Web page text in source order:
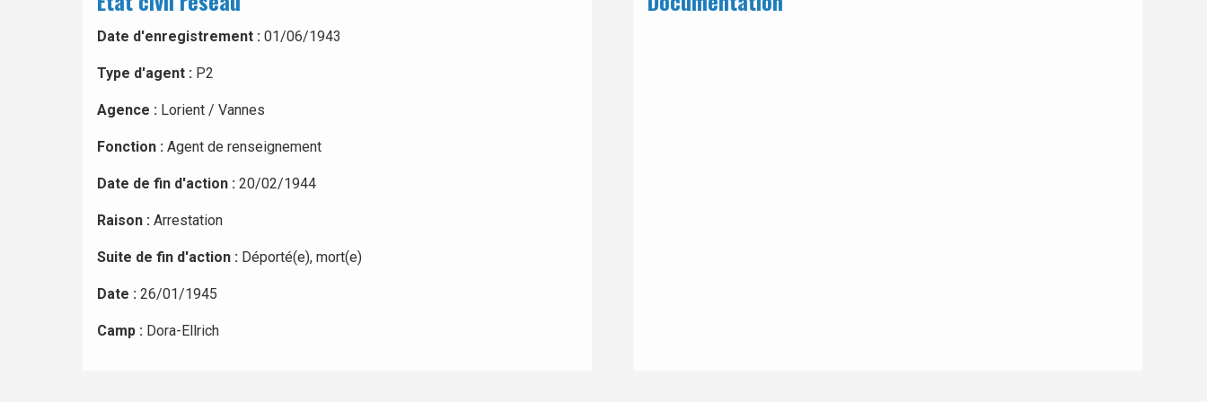
Date d'enregistrement : 01/06/1943
Type d'agent : P2
Agence : Lorient / Vannes
Fonction : Agent de renseignement
Date de fin d'action : 20/02/1944
Raison : Arrestation
Suite de fin d'action : Déporté(e), mort(e)
Date : 26/01/1945
Camp : Dora-Ellrich